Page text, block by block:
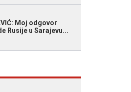
Moj odgovor
Rusije u Sarajevu...